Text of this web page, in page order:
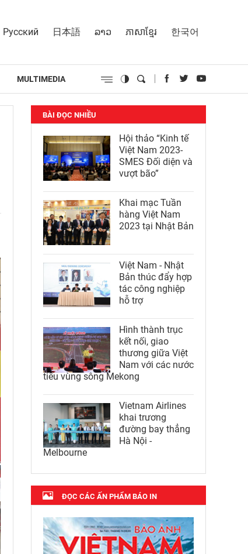
Русский 日本語 ລາວ ភាសាខ្មែរ 한국어
MULTIMEDIA
BÀI ĐỌC NHIỀU
Hội thảo “Kinh tế
Việt Nam 2023-
SMES Đối diện và
vượt bão”
Khai mạc Tuần
hàng Việt Nam
2023 tại Nhật Bản
Việt Nam - Nhật
Bản thúc đẩy hợp
tác công nghiệp
hỗ trợ
Hình thành trục
kết nối, giao
thương giữa Việt
Nam với các nước
tiểu vùng sông Mekong
Vietnam Airlines
khai trương
đường bay thẳng
Hà Nội -
Melbourne
ĐỌC CÁC ẤN PHẨM BÁO IN